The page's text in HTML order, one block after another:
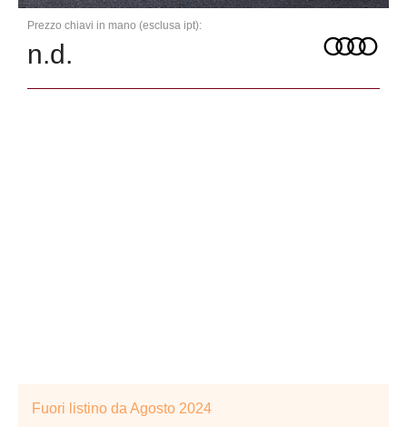
Prezzo chiavi in mano (esclusa ipt):
n.d.
Fuori listino da Agosto 2024